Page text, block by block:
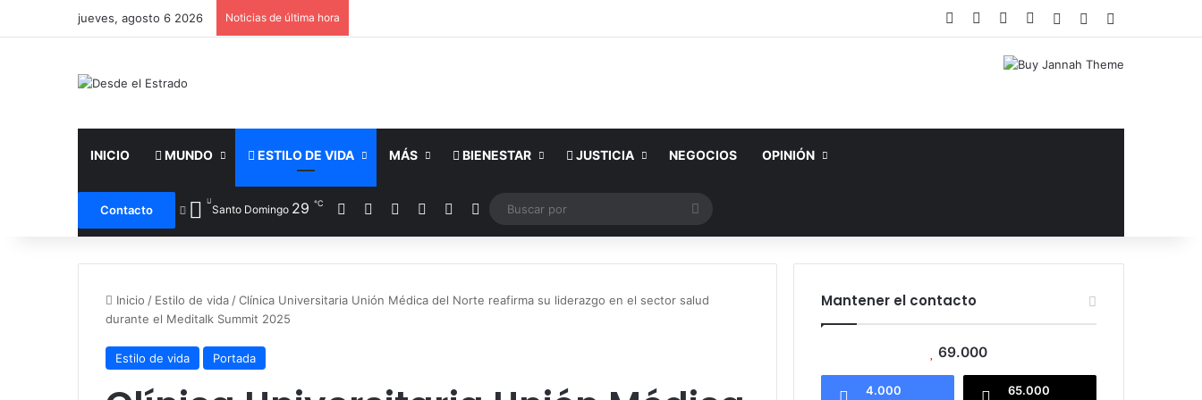
jueves, agosto 6 2026 Noticias de última hora Facebook YouTubeInstagramAccesoPublicación al
INICIO MUNDO ESTILO DE VIDA MÁS BIENESTAR JUSTICIA NEGOCIOS OPINIÓN
Contacto Santo Domingo 29 ℃ Facebook YouTubeInstagramPublicación al azar
Switch skin
Buscar
por
Inicio / Estilo de vida /Clínica Universitaria Unión Médica del Norte reafirma su liderazgo en el sector salud
durante el Meditalk Summit 2025
Estilo de vida Portada
Mantener el contacto
69.000
4.000 65.000